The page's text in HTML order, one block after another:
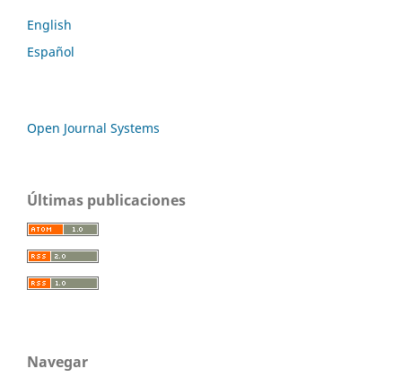
English
Español
Open Journal Systems
Últimas publicaciones
Navegar